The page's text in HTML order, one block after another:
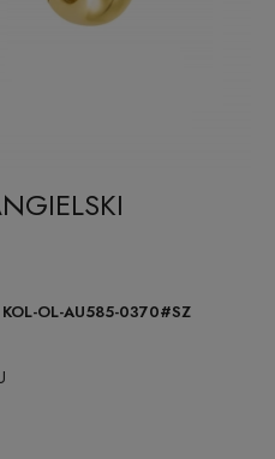
KOL-OL-AU585-0370#SZ